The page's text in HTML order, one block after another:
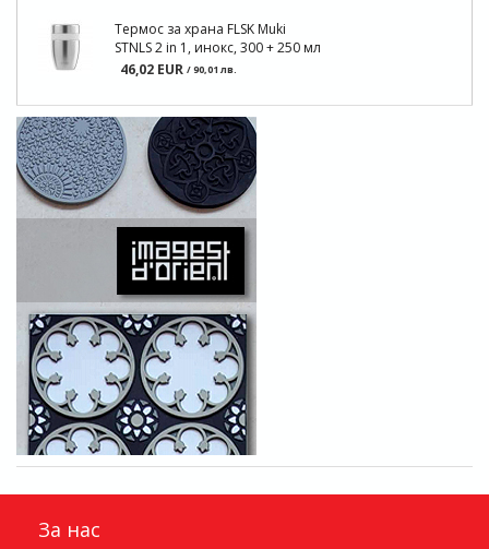
Термос за храна FLSK Muki
STNLS 2 in 1, инокс, 300 + 250 мл
46,02 EUR / 90,01 лв.
За нас